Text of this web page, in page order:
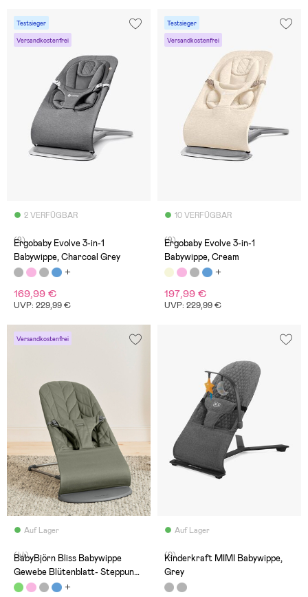
Testsieger
Versandkostenfrei
2 VERFÜGBAR
(9)
Ergobaby Evolve 3-in-1
Babywippe, Charcoal Grey
169,99 €
UVP: 229,99 €
Testsieger
Versandkostenfrei
10 VERFÜGBAR
(9)
Ergobaby Evolve 3-in-1
Babywippe, Cream
197,99 €
UVP: 229,99 €
Versandkostenfrei
Auf Lager
(44)
BabyBjörn Bliss Babywippe
Gewebe Blütenblatt- Steppung,
Dunkelgrün
Auf Lager
(0)
Kinderkraft MIMI Babywippe,
Grey